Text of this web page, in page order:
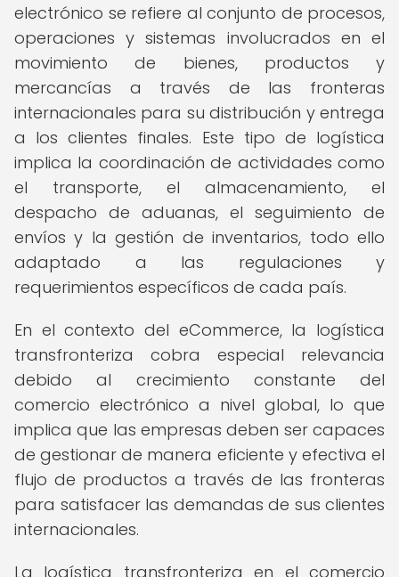
electrónico se refiere al conjunto de procesos,
operaciones y sistemas involucrados en el
movimiento de bienes, productos y
mercancías a través de las fronteras
internacionales para su distribución y entrega
a los clientes finales. Este tipo de logística
implica la coordinación de actividades como
el transporte, el almacenamiento, el
despacho de aduanas, el seguimiento de
envíos y la gestión de inventarios, todo ello
adaptado a las regulaciones y
requerimientos específicos de cada país.
En el contexto del eCommerce, la logística
transfronteriza cobra especial relevancia
debido al crecimiento constante del
comercio electrónico a nivel global, lo que
implica que las empresas deben ser capaces
de gestionar de manera eficiente y efectiva el
flujo de productos a través de las fronteras
para satisfacer las demandas de sus clientes
internacionales.
La logística transfronteriza en el comercio